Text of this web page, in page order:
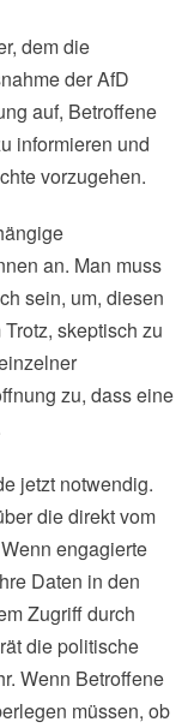
dem die
der AfD
auf, Betroffene
informieren und
vorzugehen.
an. Man muss
sein, um, diesen
skeptisch zu
zu, dass eine
jetzt notwendig.
die direkt vom
engagierte
Daten in den
Zugriff durch
die politische
Wenn Betroffene
müssen, ob